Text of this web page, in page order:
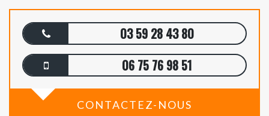
03 59 28 43 80
06 75 76 98 51
CONTACTEZ-NOUS